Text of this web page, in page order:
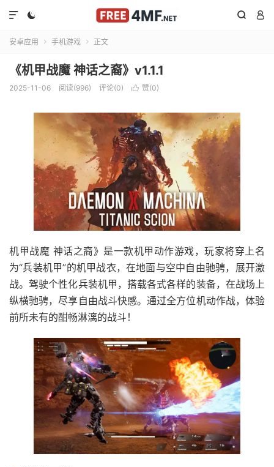
  

安卓应用  手机游戏  正文
《机甲战魔 神话之裔》v1.1.1
2025-11-06 阅读(996) 评论(0)  赞(0)
机甲战魔 神话之裔》是一款机甲动作游戏，玩家将穿上名
为“兵装机甲”的机甲战衣，在地面与空中自由驰骋，展开激
战。驾驶个性化兵装机甲，搭载各式各样的装备，在战场上
纵横驰骋，尽享自由战斗快感。通过全方位机动作战，体验
前所未有的酣畅淋漓的战斗！